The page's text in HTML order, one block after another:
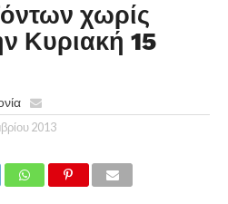
χωρίς
Κυριακή 15
2013